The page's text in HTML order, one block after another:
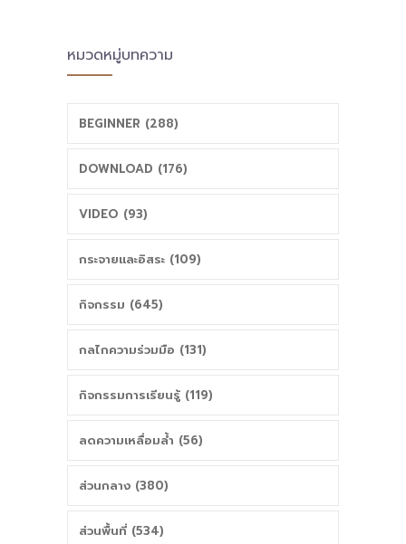
หมวดหมู่บทความ
BEGINNER (288)
DOWNLOAD (176)
VIDEO (93)
กระจายและอิสระ (109)
กิจกรรม (645)
กลไกความร่วมมือ (131)
กิจกรรมการเรียนรู้ (119)
ลดความเหลื่อมล้ำ (56)
ส่วนกลาง (380)
ส่วนพื้นที่ (534)